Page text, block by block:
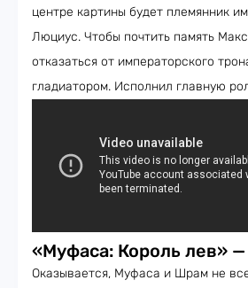
центре картины будет племянник
Люциус. Чтобы почтить память
отказаться от императорского
гладиатором. Исполнил главную
«Муфаса: Король лев»
Оказывается, Муфаса и Шрам не